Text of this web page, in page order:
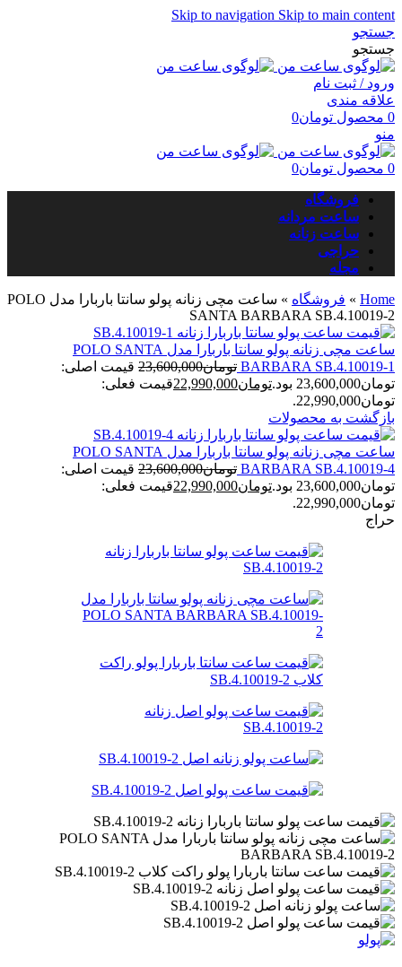
Skip to navigation Skip to main content
جستجو
جستجو
ورود / ثبت نام
علاقه مندی
0 محصول تومان0
منو
0 محصول تومان0
فروشگاه
ساعت مردانه
ساعت زنانه
حراجی
مجله
Home
» فروشگاه »
ساعت مچی زنانه پولو سانتا باربارا مدل POLO
SANTA BARBARA SB.4.10019-2
ساعت مچی زنانه پولو سانتا باربارا مدل POLO SANTA
BARBARA SB.4.10019-1 تومان23,600,000 قیمت اصلی:
تومان23,600,000 بود.
تومان22,990,000قیمت فعلی:
تومان22,990,000.
بازگشت به محصولات
ساعت مچی زنانه پولو سانتا باربارا مدل POLO SANTA
BARBARA SB.4.10019-4 تومان23,600,000 قیمت اصلی:
تومان23,600,000 بود.
تومان22,990,000قیمت فعلی:
تومان22,990,000.
حراج